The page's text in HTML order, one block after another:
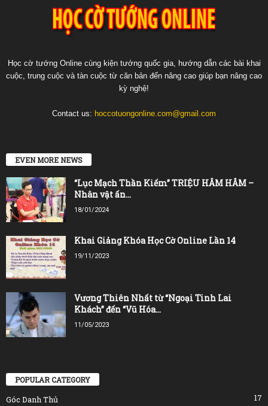
Học cờ tướng Online cùng kiện tướng quốc gia, hướng dẫn các bài khai
cuộc, trung cuộc và tàn cuộc từ căn bản đến nâng cao giúp bạn nâng cao
kỳ nghệ!
Contact us: hoccotuongonline.com@gmail.com
EVEN MORE NEWS
“Lục Mạch Thần Kiếm” TRIỆU HÂM HÂM –
Nhân vật ấn...
18/01/2024
Khai Giảng Khóa Học Cờ Online Lần 14
19/11/2023
Vương Thiên Nhất từ “Ngoại Tinh Lai
Khách” đến “Vũ Hóa...
11/05/2023
POPULAR CATEGORY
Góc Danh Thủ 17